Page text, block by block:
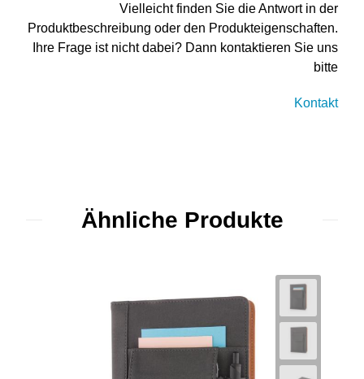
Vielleicht finden Sie die Antwort in der
Produktbeschreibung oder den Produkteigenschaften.
Ihre Frage ist nicht dabei? Dann kontaktieren Sie uns
bitte
Kontakt
Ähnliche Produkte